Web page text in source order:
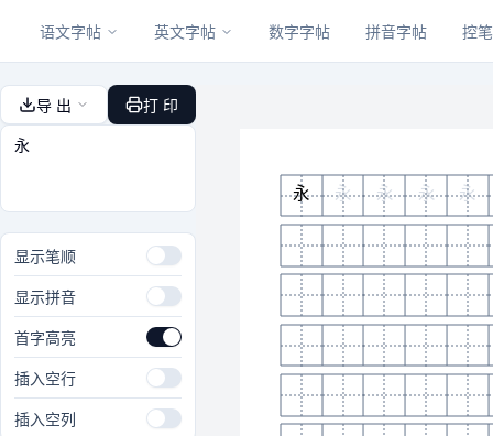
语文字帖 英文字帖 数字字帖 拼音字帖 控
导 出 打 印
显示笔顺
显示拼音
首字高亮
插入空行
插入空列
永 永 永 永 永